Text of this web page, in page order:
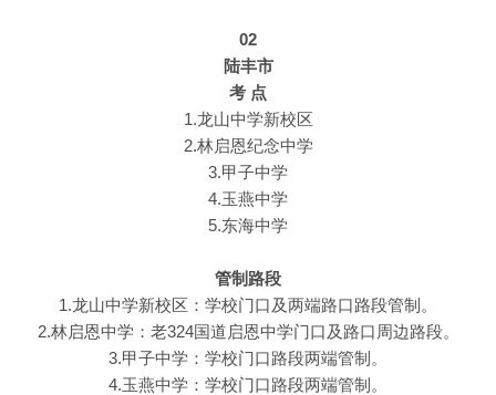
02
陆丰市
考 点
1.龙山中学新校区
2.林启恩纪念中学
3.甲子中学
4.玉燕中学
5.东海中学
管制路段
1.龙山中学新校区：学校门口及两端路口路段管制。
2.林启恩中学：老324国道启恩中学门口及路口周边路段。
3.甲子中学：学校门口路段两端管制。
4.玉燕中学：学校门口路段两端管制。